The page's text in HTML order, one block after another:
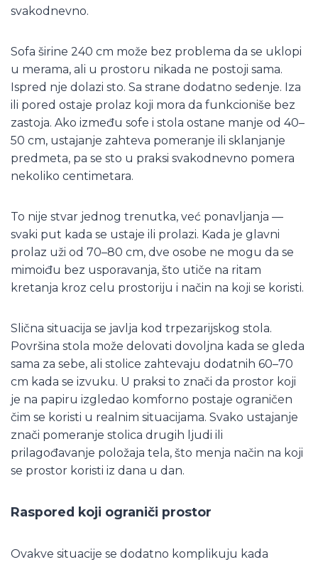
svakodnevno.
Sofa širine 240 cm može bez problema da se uklopi
u merama, ali u prostoru nikada ne postoji sama.
Ispred nje dolazi sto. Sa strane dodatno sedenje. Iza
ili pored ostaje prolaz koji mora da funkcioniše bez
zastoja. Ako između sofe i stola ostane manje od 40–
50 cm, ustajanje zahteva pomeranje ili sklanjanje
predmeta, pa se sto u praksi svakodnevno pomera
nekoliko centimetara.
To nije stvar jednog trenutka, već ponavljanja —
svaki put kada se ustaje ili prolazi. Kada je glavni
prolaz uži od 70–80 cm, dve osobe ne mogu da se
mimoiđu bez usporavanja, što utiče na ritam
kretanja kroz celu prostoriju i način na koji se koristi.
Slična situacija se javlja kod trpezarijskog stola.
Površina stola može delovati dovoljna kada se gleda
sama za sebe, ali stolice zahtevaju dodatnih 60–70
cm kada se izvuku. U praksi to znači da prostor koji
je na papiru izgledao komforno postaje ograničen
čim se koristi u realnim situacijama. Svako ustajanje
znači pomeranje stolica drugih ljudi ili
prilagođavanje položaja tela, što menja način na koji
se prostor koristi iz dana u dan.
Raspored koji ograniči prostor
Ovakve situacije se dodatno komplikuju kada